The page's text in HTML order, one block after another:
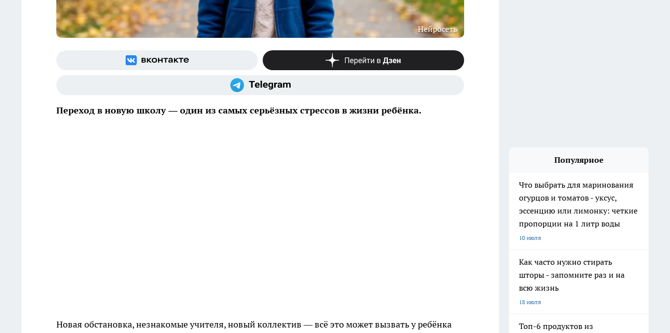
Нейросеть
Переход в новую школу — один из самых серьёзных стрессов в жизни ребёнка.
Новая обстановка, незнакомые учителя, новый коллектив — всё это может вызвать у ребёнка
Популярное
Что выбрать для маринования
огурцов и томатов - уксус,
эссенцию или лимонку: четкие
пропорции на 1 литр воды
10 июля
Как часто нужно стирать
шторы - запомните раз и на
всю жизнь
18 июля
Топ-6 продуктов из